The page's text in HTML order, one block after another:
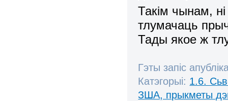
Такім чынам,
тлумачаць
Тады якое ж
Гэты запіс
Катэгорыі: 1.6.
ЗША, прыкметы